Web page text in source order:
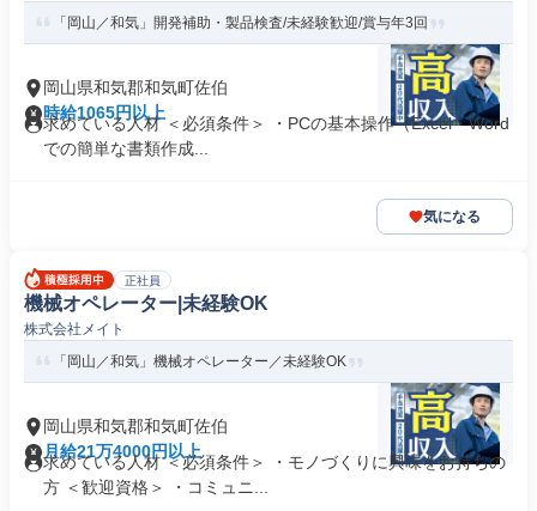
「岡山／和気」開発補助・製品検査/未経験歓迎/賞与年3回
岡山県和気郡和気町佐伯
時給1065円以上
求めている人材 ＜必須条件＞ ・PCの基本操作（Excel・Word
での簡単な書類作成...
気になる
正社員
機械オペレーター|未経験OK
株式会社メイト
「岡山／和気」機械オペレーター／未経験OK
岡山県和気郡和気町佐伯
月給21万4000円以上
求めている人材 ＜必須条件＞ ・モノづくりに興味をお持ちの
方 ＜歓迎資格＞ ・コミュニ...